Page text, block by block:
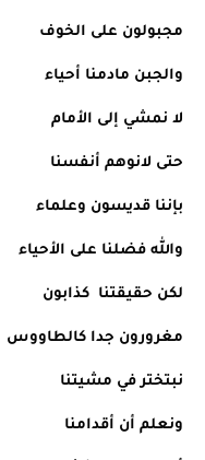
مجبولون على الخوف
والجبن مادمنا أحياء
لا نمشي إلى الأمام
حتى لانوهم أنفسنا
بإننا قديسون وعلماء
والله فضلنا على الأحياء
لكن حقيقتنا  كذابون
مغرورون جدا كالطاووس
نبتختر في مشيتنا
ونعلم أن أقدامنا